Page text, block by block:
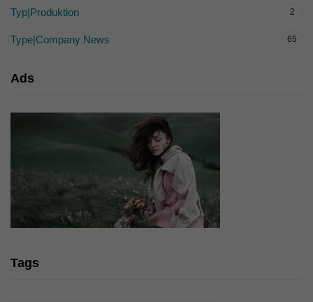
Typ|Produktion 2
Type|Company News 65
Ads
Tags